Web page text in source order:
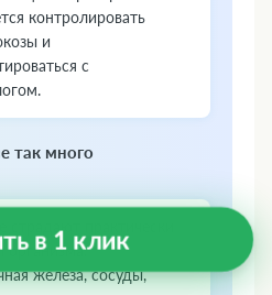
контролировать
и
с
так много
страдают практически
организма:
железа, сосуды,
в 1 клик